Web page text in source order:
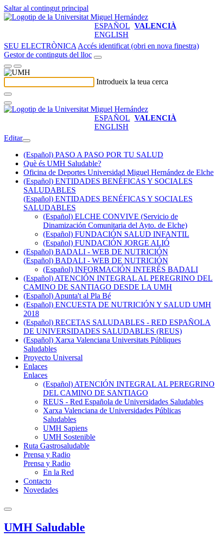
Saltar al contingut principal
ESPAÑOL VALENCIÀ
ENGLISH
SEU ELECTRÒNICA Accés identificat (obri en nova finestra)
Gestor de continguts del lloc
Introdueix la teua cerca
ESPAÑOL VALENCIÀ
ENGLISH
Editar
(Español) PASO A PASO POR TU SALUD
Què és UMH Saludable?
Oficina de Deportes Universidad Miguel Hernández de Elche
(Español) ENTIDADES BENÉFICAS Y SOCIALES
SALUDABLES
(Español) ENTIDADES BENÉFICAS Y SOCIALES
SALUDABLES
(Español) ELCHE CONVIVE (Servicio de
Dinamización Comunitaria del Ayto. de Elche)
(Español) FUNDACIÓN SALUD INFANTIL
(Español) FUNDACIÓN JORGE ALIÓ
(Español) BADALI - WEB DE NUTRICIÓN
(Español) BADALI - WEB DE NUTRICIÓN
(Español) INFORMACIÓN INTERÉS BADALI
(Español) ATENCIÓN INTEGRAL AL PEREGRINO DEL
CAMINO DE SANTIAGO DESDE LA UMH
(Español) Apunta't al Pla Bé
(Español) ENCUESTA DE NUTRICIÓN Y SALUD UMH
2018
(Español) RECETAS SALUDABLES - RED ESPAÑOLA
DE UNIVERSIDADES SALUDABLES (REUS)
(Español) Xarxa Valenciana Universitats Públiques
Saludables
Proyecto Universal
Enlaces
Enlaces
(Español) ATENCIÓN INTEGRAL AL PEREGRINO
DEL CAMINO DE SANTIAGO
REUS - Red Española de Universidades Saludables
Xarxa Valenciana de Universidades Públicas
Saludables
UMH Sapiens
UMH Sostenible
Ruta Gastrosaludable
Prensa y Radio
Prensa y Radio
En la Red
Contacto
Novedades
UMH Saludable